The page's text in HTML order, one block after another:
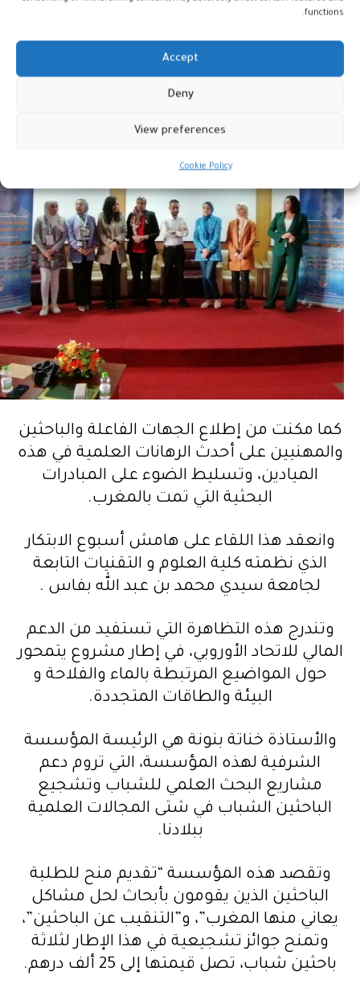
functions.
Accept
Deny
View preferences
Cookie Policy
المجالات المرتبطة بالتنمية المستدامة.
كما مكنت من إطلاع الجهات الفاعلة والباحثين
والمهنيين على أحدث الرهانات العلمية في هذه
الميادين، وتسليط الضوء على المبادرات
البحثية التي تمت بالمغرب.
وانعقد هذا اللقاء على هامش أسبوع الابتكار
الذي نظمته كلية العلوم و التقنيات التابعة
لجامعة سيدي محمد بن عبد الله بفاس .
وتندرج هذه التظاهرة التي تستفيد من الدعم
المالي للاتحاد الأوروبي، في إطار مشروع يتمحور
حول المواضيع المرتبطة بالماء والفلاحة و
البيئة والطاقات المتجددة.
والأستاذة خناتة بنونة هي الرئيسة المؤسسة
الشرفية لهذه المؤسسة، التي تروم دعم
مشاريع البحث العلمي للشباب وتشجيع
الباحثين الشباب في شتى المجالات العلمية
ببلادنا.
وتقصد هذه المؤسسة “تقديم منح للطلبة
الباحثين الذين يقومون بأبحاث لحل مشاكل
يعاني منها المغرب”، و”التنقيب عن الباحثين”،
وتمنح جوائز تشجيعية في هذا الإطار لثلاثة
باحثين شباب، تصل قيمتها إلى 25 ألف درهم.